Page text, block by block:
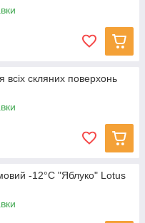
всіх скляних поверхонь
-12°C "Яблуко" Lotus